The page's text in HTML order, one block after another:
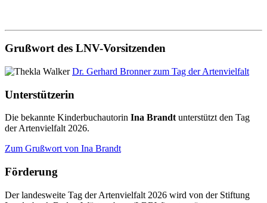
Grußwort des LNV-Vorsitzenden
Dr. Gerhard Bronner zum Tag der Artenvielfalt
Unterstützerin
Die bekannte Kinderbuchautorin Ina Brandtunterstützt den Tag
der Artenvielfalt 2026.
Zum Grußwort von Ina Brandt
Förderung
Der landesweite Tag der Artenvielfalt 2026 wird von der Stiftung